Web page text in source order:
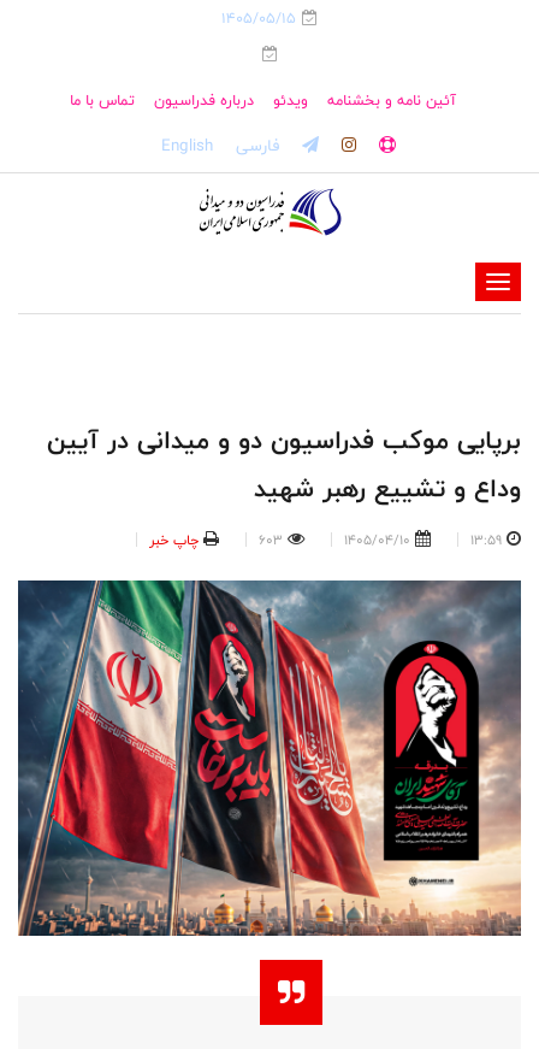
1405/05/15
آئین نامه و بخشنامه ویدئو درباره فدراسیون تماس با ما
فارسی English
-
-
-
برپایی موکب فدراسیون دو و میدانی در آیین
وداع و تشییع رهبر شهید
13:59
1405/04/10
603 چاپ خبر